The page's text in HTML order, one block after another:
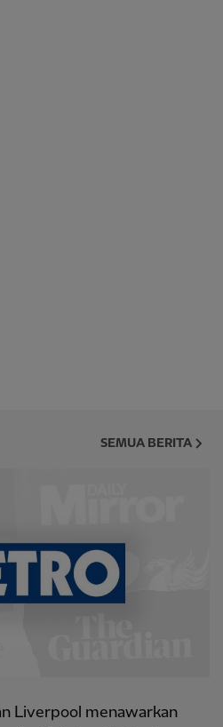
SEMUA BERITA
Liverpool menawarkan